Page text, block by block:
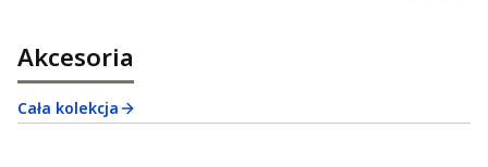
Akcesoria
Cała kolekcja